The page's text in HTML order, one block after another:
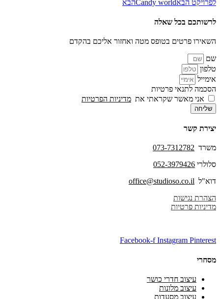
לפרויקט הבאCandy worldהבא
לרשותכם בכל שאלה
השאירו פרטים בטופס מטה ואחזור אליכם בהקדם
שם
טלפון
אימייל
הסכמה לתנאי פרטיות
אני מאשר שקראתי את מדיניות הפרטיות
שליחה
יצירת קשר
משרד 073-7312782
סלולרי 052-3979426
דוא"ל office@studioso.co.il
הצהרת נגישות
מדיניות פרטיות
Facebook-f Instagram Pinterest
מסחרי
עיצוב חדרי כושר
עיצוב מלונות
עיצוב מסעדות